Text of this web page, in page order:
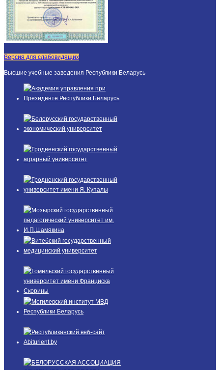
Версия для слабовидящих
Высшие учебные заведения Республики Беларусь